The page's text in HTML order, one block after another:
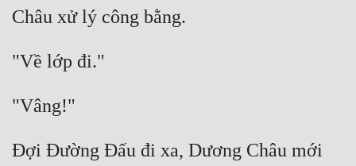
Đợi Đường Đấu đi xa, Dương Châu mới